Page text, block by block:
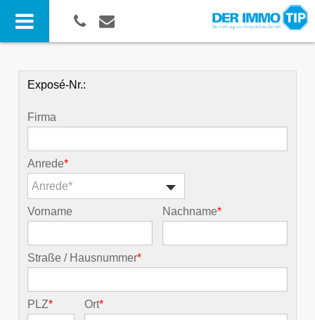
Exposé-Nr.:
Firma
Anrede*
Anrede*
Vorname Nachname*
Straße / Hausnummer*
PLZ* Ort*